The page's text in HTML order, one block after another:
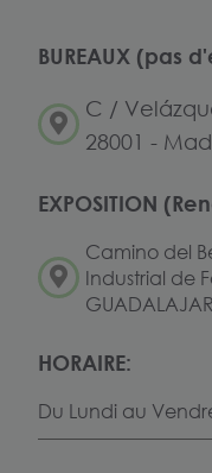
BUREAUX (pas
C /
28001 -
EXPOSITION
Camino del
Industrial de
HORAIRE:
Du Lundi au